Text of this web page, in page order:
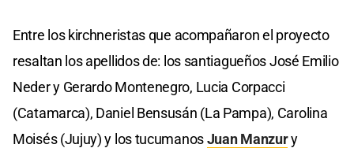
Entre los kirchneristas que acompañaron el proyecto
resaltan los apellidos de: los santiagueños José Emilio
Neder y Gerardo Montenegro, Lucia Corpacci
(Catamarca), Daniel Bensusán (La Pampa), Carolina
Moisés (Jujuy) y los tucumanosJuan Manzury